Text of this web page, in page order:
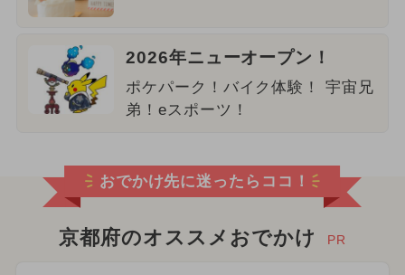
2026年ニューオープン！
ポケパーク！バイク体験！ 宇宙兄
弟！eスポーツ！
おでかけ先に迷ったらココ！
京都府のオススメおでかけ PR